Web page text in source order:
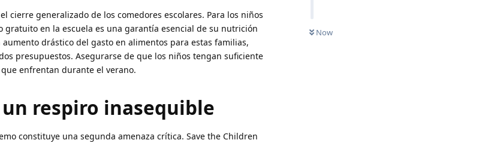
Now
cierre generalizado de los comedores escolares. Para los niños
en la escuela es una garantía esencial de su nutrición
drástico del gasto en alimentos para estas familias,
presupuestos. Asegurarse de que los niños tengan suficiente
enfrentan durante el verano.
respiro inasequible
constituye una segunda amenaza crítica. Save the Children